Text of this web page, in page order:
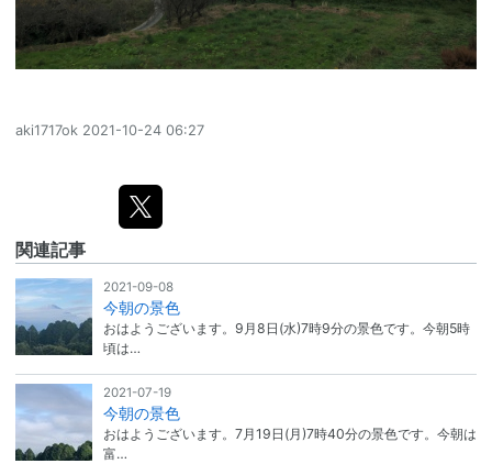
aki1717ok 2021-10-24 06:27
関連記事
2021-09-08
今朝の景色
おはようございます。9月8日(水)7時9分の景色です。今朝5時
頃は…
2021-07-19
今朝の景色
おはようございます。7月19日(月)7時40分の景色です。今朝は
富…